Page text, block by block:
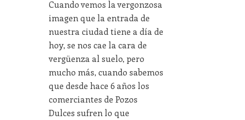
Cuando vemos la vergonzosa
imagen que la entrada de
nuestra ciudad tiene a día de
hoy, se nos cae la cara de
vergüenza al suelo, pero
mucho más, cuando sabemos
que desde hace 6 años los
comerciantes de Pozos
Dulces sufren lo que